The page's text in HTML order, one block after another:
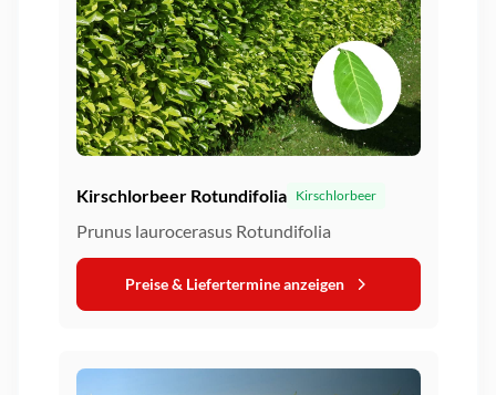
Kirschlorbeer Rotundifolia Kirschlorbeer
Prunus laurocerasus Rotundifolia
Preise & Liefertermine anzeigen